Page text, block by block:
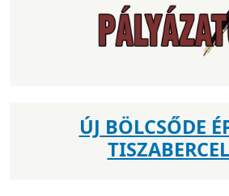
ÚJ BÖLCSŐDE